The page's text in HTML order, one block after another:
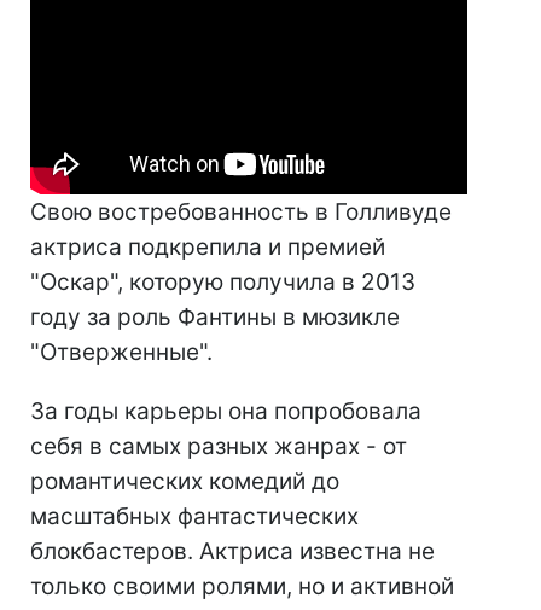
Свою востребованность в Голливуде
актриса подкрепила и премией
"Оскар", которую получила в 2013
году за роль Фантины в мюзикле
"Отверженные".
За годы карьеры она попробовала
себя в самых разных жанрах - от
романтических комедий до
масштабных фантастических
блокбастеров. Актриса известна не
только своими ролями, но и активной